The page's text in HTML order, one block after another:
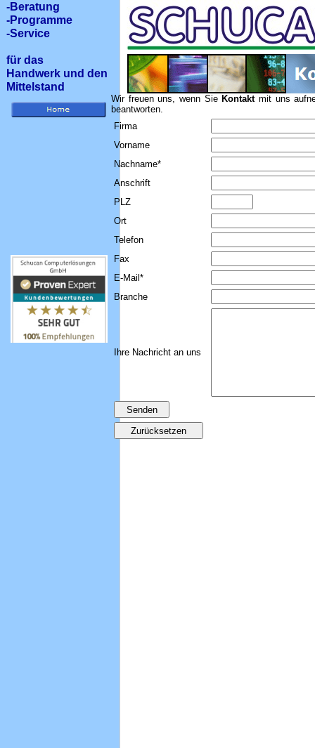
-Beratung
-Programme
-Service
für das
Handwerk und den
Mittelstand
Wir freuen uns, wenn Sie Kontaktmit uns
beantworten.
Firma
Vorname
Nachname*
Anschrift
PLZ
Ort
Telefon
Fax
E-Mail*
Branche
Ihre Nachricht an uns